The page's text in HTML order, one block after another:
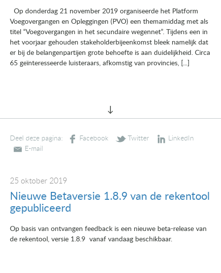
Op donderdag 21 november 2019 organiseerde het Platform
Voegovergangen en Opleggingen (PVO) een themamiddag met als
titel “Voegovergangen in het secundaire wegennet”. Tijdens een in
het voorjaar gehouden stakeholderbijeenkomst bleek namelijk dat
er bij de belangenpartijen grote behoefte is aan duidelijkheid. Circa
65 geïnteresseerde luisteraars, afkomstig van provincies, [...]
Deel deze pagina:
25 oktober 2019
Nieuwe Betaversie 1.8.9 van de rekentool
gepubliceerd
Op basis van ontvangen feedback is een nieuwe beta-release van
de rekentool, versie 1.8.9 vanaf vandaag beschikbaar.